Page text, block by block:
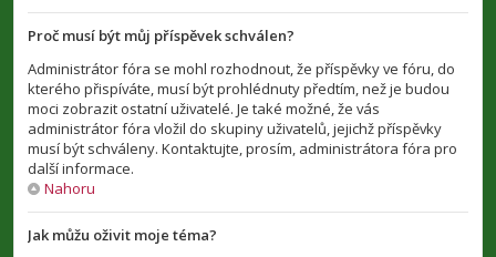
Proč musí být můj příspěvek schválen?
Administrátor fóra se mohl rozhodnout, že příspěvky ve fóru, do
kterého přispíváte, musí být prohlédnuty předtím, než je budou
moci zobrazit ostatní uživatelé. Je také možné, že vás
administrátor fóra vložil do skupiny uživatelů, jejichž příspěvky
musí být schváleny. Kontaktujte, prosím, administrátora fóra pro
další informace.
Nahoru
Jak můžu oživit moje téma?